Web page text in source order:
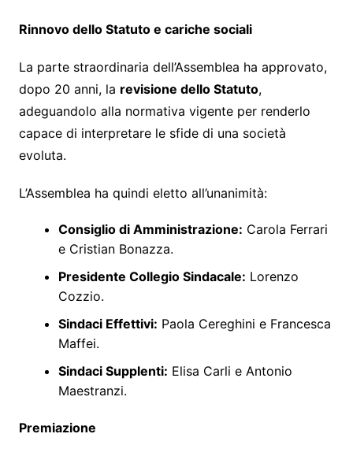
Rinnovo dello Statuto e cariche sociali
La parte straordinaria dell’Assemblea ha approvato,
dopo 20 anni, la revisione dello Statuto,
adeguandolo alla normativa vigente per renderlo
capace di interpretare le sfide di una società
evoluta.
L’Assemblea ha quindi eletto all’unanimità:
Consiglio di Amministrazione: Carola Ferrari
e Cristian Bonazza.
Presidente Collegio Sindacale: Lorenzo
Cozzio.
Sindaci Effettivi: Paola Cereghini e Francesca
Maffei.
Sindaci Supplenti: Elisa Carli e Antonio
Maestranzi.
Premiazione